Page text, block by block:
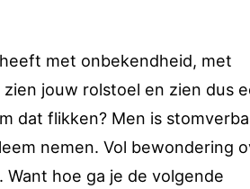
met onbekendheid, met
jouw rolstoel en zien dus
dat flikken? Men is
nemen. Vol bewondering
hoe ga je de volgende